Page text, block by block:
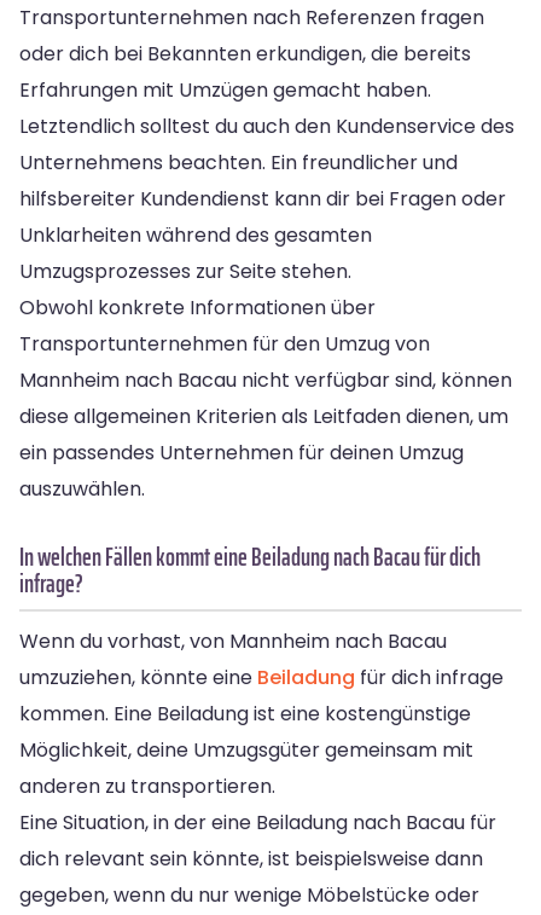
Transportunternehmen nach Referenzen fragen
oder dich bei Bekannten erkundigen, die bereits
Erfahrungen mit Umzügen gemacht haben.
Letztendlich solltest du auch den Kundenservice des
Unternehmens beachten. Ein freundlicher und
hilfsbereiter Kundendienst kann dir bei Fragen oder
Unklarheiten während des gesamten
Umzugsprozesses zur Seite stehen.
Obwohl konkrete Informationen über
Transportunternehmen für den Umzug von
Mannheim nach Bacau nicht verfügbar sind, können
diese allgemeinen Kriterien als Leitfaden dienen, um
ein passendes Unternehmen für deinen Umzug
auszuwählen.
In welchen Fällen kommt eine Beiladung nach Bacau für dich
infrage?
Wenn du vorhast, von Mannheim nach Bacau
umzuziehen, könnte eine Beiladung für dich infrage
kommen. Eine Beiladung ist eine kostengünstige
Möglichkeit, deine Umzugsgüter gemeinsam mit
anderen zu transportieren.
Eine Situation, in der eine Beiladung nach Bacau für
dich relevant sein könnte, ist beispielsweise dann
gegeben, wenn du nur wenige Möbelstücke oder